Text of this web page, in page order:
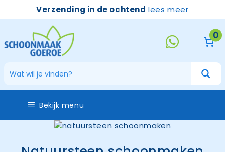
Verzending in de ochtend lees meer
0
Bekijk menu